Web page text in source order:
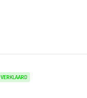
VERKLAARD